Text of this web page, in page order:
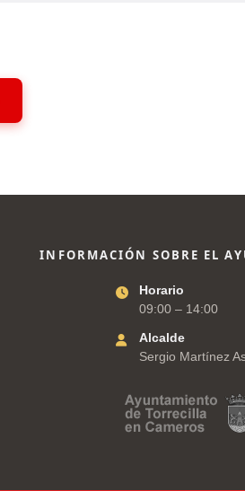
INFORMACIÓN SOBRE EL
Horario
09:00 – 14:00
Alcalde
Sergio Martínez